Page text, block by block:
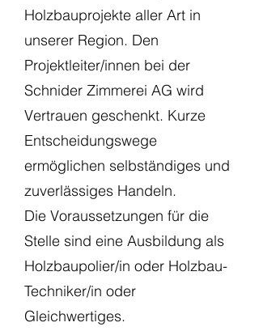
Holzbauprojekte aller Art in
unserer Region. Den
Projektleiter/innen bei der
Schnider Zimmerei AG wird
Vertrauen geschenkt. Kurze
Entscheidungswege
ermöglichen selbständiges und
zuverlässiges Handeln.
Die Voraussetzungen für die
Stelle sind eine Ausbildung als
Holzbaupolier/in oder Holzbau-
Techniker/in oder
Gleichwertiges.